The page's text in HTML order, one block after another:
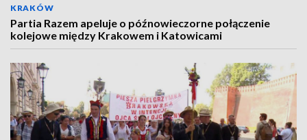
KRAKÓW
Partia Razem apeluje o późnowieczorne połączenie
kolejowe między Krakowem i Katowicami